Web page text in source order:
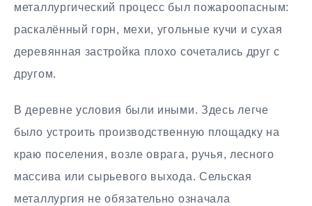
металлургический процесс был пожароопасным:
раскалённый горн, мехи, угольные кучи и сухая
деревянная застройка плохо сочетались друг с
другом.
В деревне условия были иными. Здесь легче
было устроить производственную площадку на
краю поселения, возле оврага, ручья, лесного
массива или сырьевого выхода. Сельская
металлургия не обязательно означала